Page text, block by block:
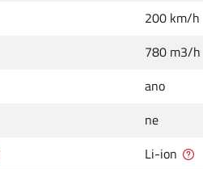
200 km/h
780 m3/h
ano
ne
Li-ion